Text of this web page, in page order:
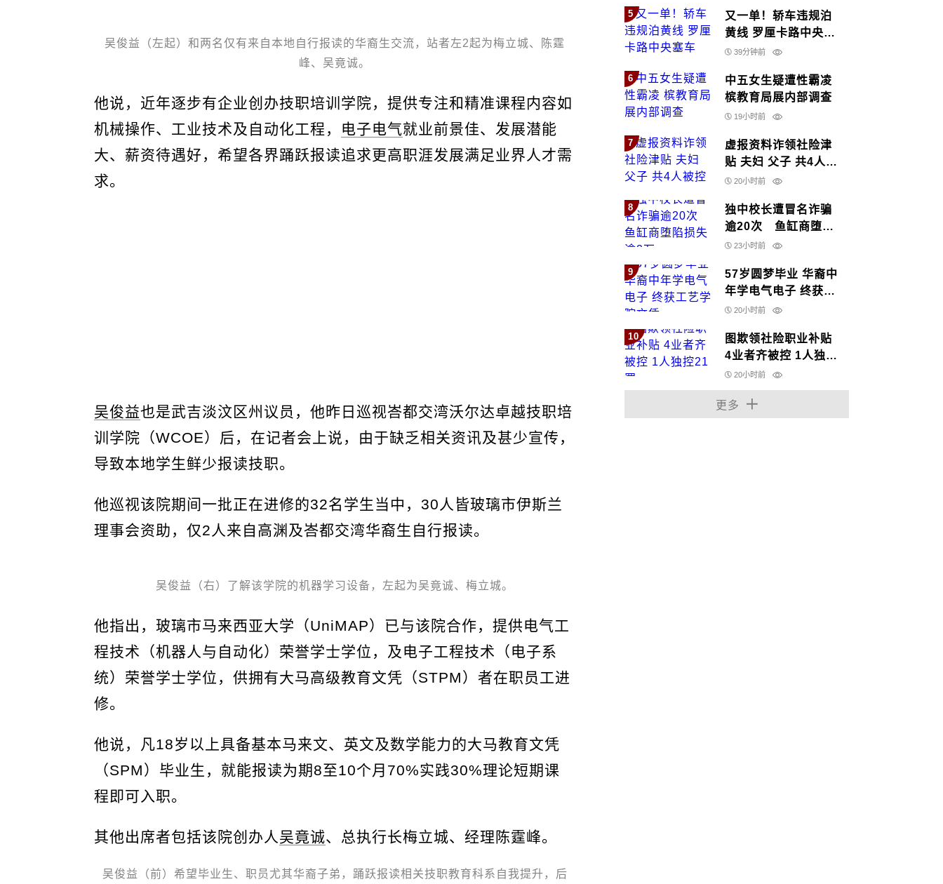
吴俊益（左起）和两名仅有来自本地自行报读的华裔生交流，站者左2起为梅立城、陈霆
峰、吴竟诚。
他说，近年逐步有企业创办技职培训学院，提供专注和精准课程内容如
机械操作、工业技术及自动化工程， 电子电气就业前景佳、发展潜能
大、薪资待遇好，希望各界踊跃报读追求更高职涯发展满足业界人才需
求。
吴俊益也是武吉淡汶区州议员，他昨日巡视峇都交湾沃尔达卓越技职培
训学院（WCOE）后，在记者会上说，由于缺乏相关资讯及甚少宣传，
导致本地学生鲜少报读技职。
他巡视该院期间一批正在进修的32名学生当中，30人皆玻璃市伊斯兰
理事会资助，仅2人来自高渊及峇都交湾华裔生自行报读。
吴俊益（右）了解该学院的机器学习设备，左起为吴竟诚、梅立城。
他指出，玻璃市马来西亚大学（UniMAP）已与该院合作，提供电气工
程技术（机器人与自动化）荣誉学士学位，及电子工程技术（电子系
统）荣誉学士学位，供拥有大马高级教育文凭（STPM）者在职员工进
修。
他说，凡18岁以上具备基本马来文、英文及数学能力的大马教育文凭
（SPM）毕业生，就能报读为期8至10个月70%实践30%理论短期课
程即可入职。
其他出席者包括该院创办人 吴竟诚、总执行长梅立城、经理陈霆峰。
吴俊益（前）希望毕业生、职员尤其华裔子弟，踊跃报读相关技职教育科系自我提升，后
5
又一单！轿车违规泊
黄线 罗厘卡路中央塞
车39分钟前
6
中五女生疑遭性霸凌
槟教育局展内部调查
19小时前
7
虚报资料诈领社险津
贴 夫妇 父子 共4人被
控20小时前
8
独中校长遭冒名诈骗
逾20次 鱼缸商堕陷
损失逾2万
23小时前
9
57岁圆梦毕业 华裔中
年学电气电子 终获工
艺学院文凭
20小时前
10
图欺领社险职业补贴
4业者齐被控 1人独控
21罪
20小时前
更多